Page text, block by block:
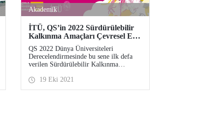
Akademik
İTÜ, QS’in 2022 Sürdürülebilir
Kalkınma Amaçları Çevresel Etki
başlığında “Gümüş Madalya”
kazandı
QS 2022 Dünya Üniversiteleri
Derecelendirmesinde bu sene ilk defa
verilen Sürdürülebilir Kalkınma
İstanbul Teknik Üniversitesi “Gümüş
Madalya” alarak, Türkiye’den tek
19 Eki 2021